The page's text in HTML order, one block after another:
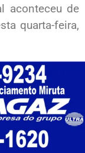
aconteceu de
quarta-feira,